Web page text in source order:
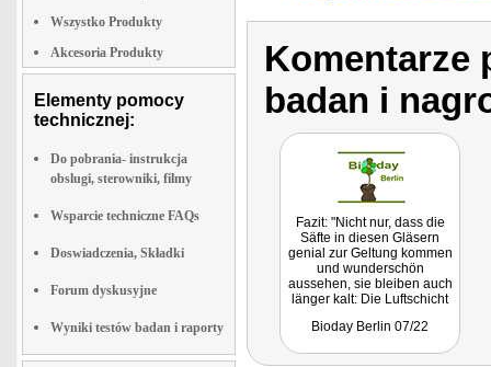
Wszystko Produkty
Akcesoria Produkty
Elementy pomocy
technicznej:
Do pobrania- instrukcja
obslugi, sterowniki, filmy
Wsparcie techniczne FAQs
Doswiadczenia, Składki
Forum dyskusyjne
Wyniki testów badan i raporty
Komentarze
badan i
Fazit: "Nicht nur, dass die
Säfte in diesen Gläsern
genial zur Geltung kommen
und wunderschön
aussehen, sie bleiben auch
länger kalt: Die Luftschicht
isoliert das Glas. So bildet
Bioday Berlin 07/22